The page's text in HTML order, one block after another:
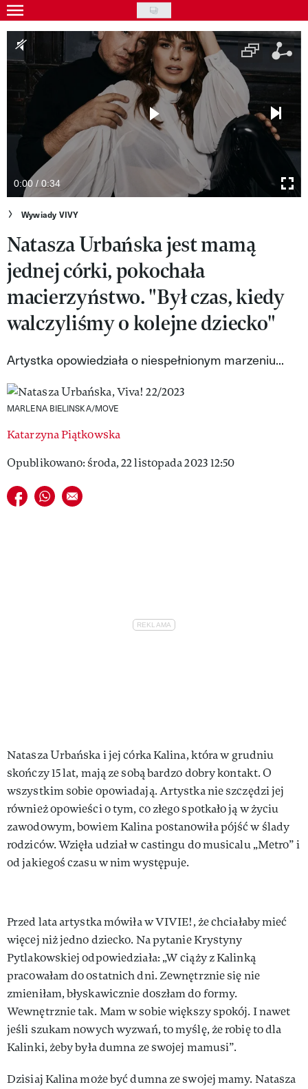
Skip
to
main
content
Gwiazdy
Ludzie
Moda
Uroda
Styl życia
Kultura
Wideo
Nasze akcje
VIVA!ART
VIVA!MODA
VIVA!LIFESTYLE
VIVA!MAN
VIVA!PEOPLE POWER
VIVA!ITAKA
MAGAZYN VIVA!
0:00 / 0:34
Wywiady VIVY
Natasza Urbańska jest mamą
jednej córki, pokochała
macierzyństwo. "Był czas, kiedy
walczyliśmy o kolejne dziecko"
Artystka opowiedziała o niespełnionym marzeniu...
MARLENA BIELINSKA/MOVE
Katarzyna Piątkowska
Opublikowano: środa, 22 listopada 2023 12:50
Udostępnij na facebook
Udostępnij na whatsapp
E-mail do przyjaciela
Natasza Urbańska i jej córka Kalina, która w grudniu
skończy 15 lat, mają ze sobą bardzo dobry kontakt. O
wszystkim sobie opowiadają. Artystka nie szczędzi jej
również opowieści o tym, co złego spotkało ją w życiu
zawodowym, bowiem Kalina postanowiła pójść w ślady
rodziców. Wzięła udział w castingu do musicalu „Metro” i
od jakiegoś czasu w nim występuje.
Przed lata artystka mówiła w VIVIE!, że chciałaby mieć
więcej niż jedno dziecko. Na pytanie Krystyny
Pytlakowskiej odpowiedziała: „W ciąży z Kalinką
pracowałam do ostatnich dni. Zewnętrznie się nie
zmieniłam, błyskawicznie doszłam do formy.
Wewnętrznie tak. Mam w sobie większy spokój. I nawet
jeśli szukam nowych wyzwań, to myślę, że robię to dla
Kalinki, żeby była dumna ze swojej mamusi”.
Dzisiaj Kalina może być dumna ze swojej mamy. Natasza